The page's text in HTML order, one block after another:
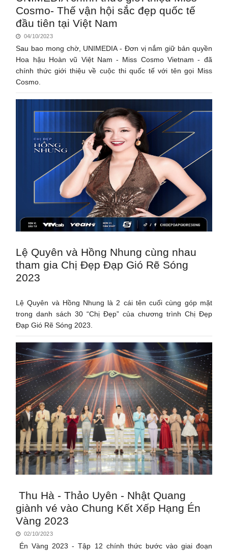
Cosmo- Thế vận hội sắc đẹp quốc tế
đầu tiên tại Việt Nam
04/10/2023
Sau bao mong chờ, UNIMEDIA - Đơn vị nắm giữ bản quyền
Hoa hậu Hoàn vũ Việt Nam - Miss Cosmo Vietnam - đã
chính thức giới thiệu về cuộc thi quốc tế với tên gọi Miss
Cosmo.
Lệ Quyên và Hồng Nhung cùng nhau
tham gia Chị Đẹp Đạp Gió Rẽ Sóng
2023
Lệ Quyên và Hồng Nhung là 2 cái tên cuối cùng góp mặt
trong danh sách 30 “Chị Đẹp” của chương trình Chị Đẹp
Đạp Gió Rẽ Sóng 2023.
Thu Hà - Thảo Uyên - Nhật Quang
giành vé vào Chung Kết Xếp Hạng Én
Vàng 2023
02/10/2023
Én Vàng 2023 - Tập 12 chính thức bước vào giai đoạn